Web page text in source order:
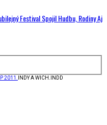
Festival Spojil Hudbu, Rodiny Aj
2011. INDY A WICH.INDD